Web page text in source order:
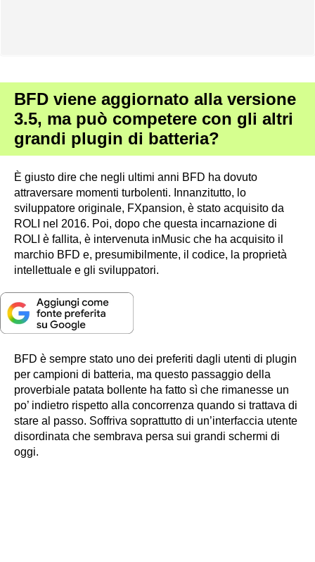
BFD viene aggiornato alla versione
3.5, ma può competere con gli altri
grandi plugin di batteria?
È giusto dire che negli ultimi anni BFD ha dovuto
attraversare momenti turbolenti. Innanzitutto, lo
sviluppatore originale, FXpansion, è stato acquisito da
ROLI nel 2016. Poi, dopo che questa incarnazione di
ROLI è fallita, è intervenuta inMusic che ha acquisito il
marchio BFD e, presumibilmente, il codice, la proprietà
intellettuale e gli sviluppatori.
BFD è sempre stato uno dei preferiti dagli utenti di plugin
per campioni di batteria, ma questo passaggio della
proverbiale patata bollente ha fatto sì che rimanesse un
po’ indietro rispetto alla concorrenza quando si trattava di
stare al passo. Soffriva soprattutto di un’interfaccia utente
disordinata che sembrava persa sui grandi schermi di
oggi.